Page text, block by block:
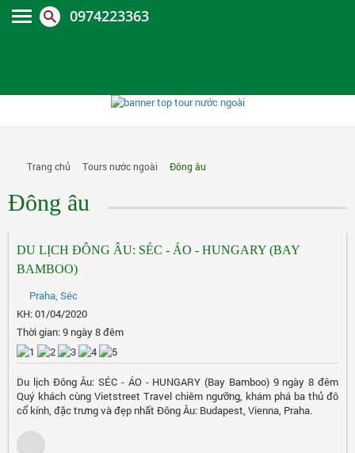
0974223363
Trang chủ Tours nước ngoài Đông âu
Đông âu
DU LỊCH ĐÔNG ÂU: SÉC - ÁO - HUNGARY (BAY
BAMBOO)
Praha, Séc
KH: 01/04/2020
Thời gian: 9 ngày 8 đêm
Du lịch Đông Âu: SÉC - ÁO - HUNGARY (Bay Bamboo) 9 ngày 8 đêm
Quý khách cùng Vietstreet Travel chiêm ngưỡng, khám phá ba thủ đô
cổ kính, đặc trưng và đẹp nhất Đông Âu: Budapest, Vienna, Praha.